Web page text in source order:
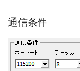
通信条件